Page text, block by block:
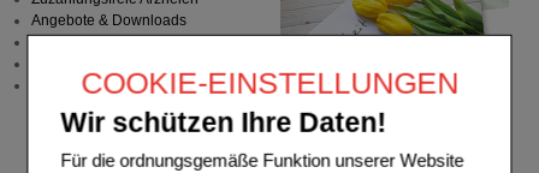
COOKIE-EINSTELLUNGEN
Wir schützen Ihre Daten!
Für die ordnungsgemäße Funktion unserer Website
Angebote & Downloads
Stellenangebote